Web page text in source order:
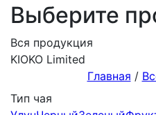
Выберите
Вся продукция
KIOKO Limited
Главная /
Тип чая